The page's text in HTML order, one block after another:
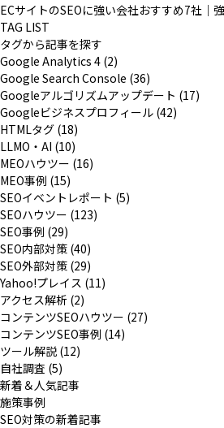
ECサイトのSEOに強い会社おすすめ7社｜
TAG LIST
タグから記事を探す
Google Analytics 4 (2)
Google Search Console (36)
Googleアルゴリズムアップデート (17)
Googleビジネスプロフィール (42)
HTMLタグ (18)
LLMO・AI (10)
MEOハウツー (16)
MEO事例 (15)
SEOイベントレポート (5)
SEOハウツー (123)
SEO事例 (29)
SEO内部対策 (40)
SEO外部対策 (29)
Yahoo!プレイス (11)
アクセス解析 (2)
コンテンツSEOハウツー (27)
コンテンツSEO事例 (14)
ツール解説 (12)
自社調査 (5)
新着＆人気記事
施策事例
SEO対策の新着記事